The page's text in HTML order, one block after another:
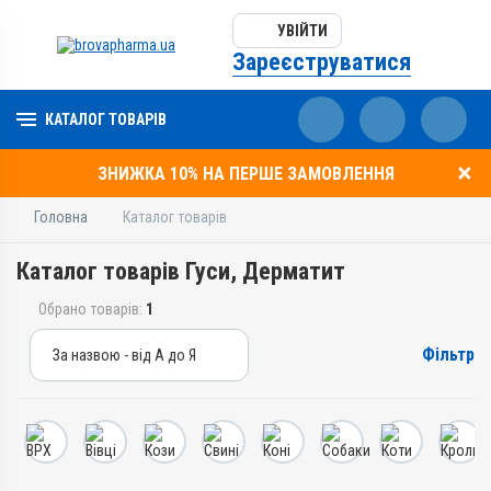
УВІЙТИ
Зареєструватися
КАТАЛОГ ТОВАРІВ
ЗНИЖКА 10% НА ПЕРШЕ ЗАМОВЛЕННЯ
Головна Каталог товарів
Каталог товарів Гуси, Дерматит
Обрано товарів: 1
За назвою - від А до Я
За ціною – від дорогих
Фільтр